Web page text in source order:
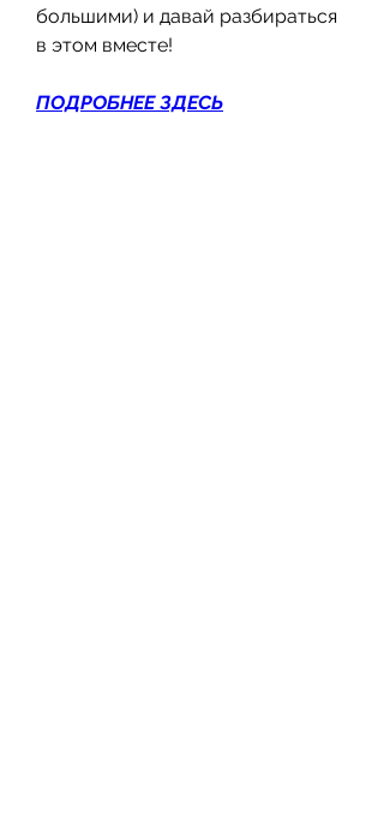
большими) и давай разбираться
в этом вместе!
ПОДРОБНЕЕ ЗДЕСЬ